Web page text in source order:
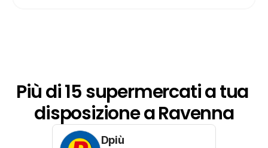
Più di 15 supermercati a tua
disposizione a Ravenna
Dpiù